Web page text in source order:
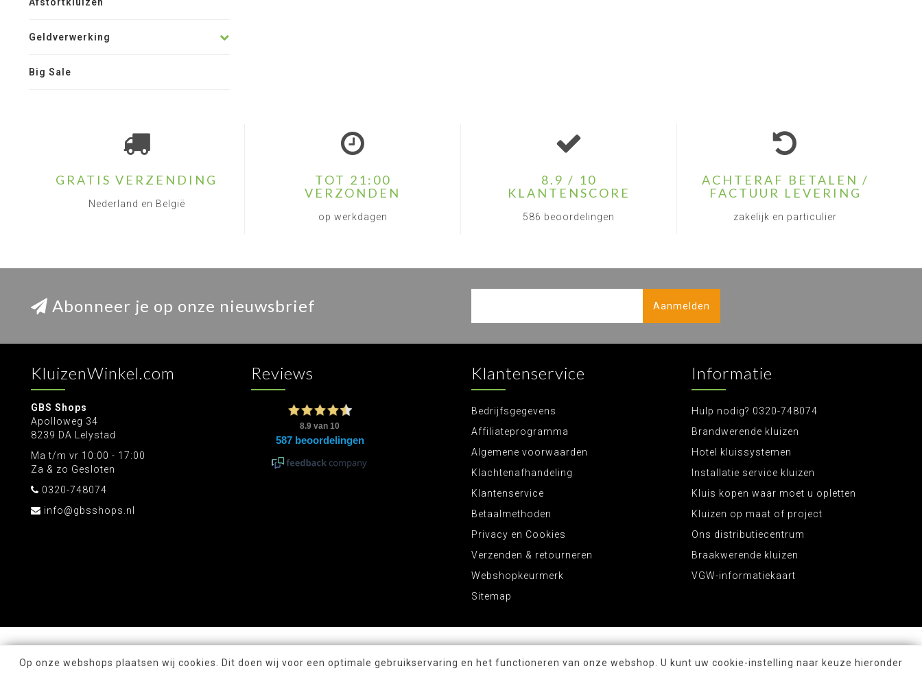
Geldverwerking
Big Sale
GRATIS VERZENDING
Nederland en België
TOT 21:00
VERZONDEN
op werkdagen
8.9 / 10
KLANTENSCORE
586 beoordelingen
ACHTERAF BETALEN /
FACTUUR LEVERING
zakelijk en particulier
Abonneer je op onze nieuwsbrief Aanmelden
KluizenWinkel.com
GBS Shops
Apolloweg 34
8239 DA Lelystad
Ma t/m vr 10:00 - 17:00
Za & zo Gesloten
0320-748074
info@gbsshops.nl
Reviews Klantenservice
Bedrijfsgegevens
Affiliateprogramma
Algemene voorwaarden
Klachtenafhandeling
Klantenservice
Betaalmethoden
Privacy en Cookies
Verzenden & retourneren
Webshopkeurmerk
Sitemap
Informatie
Hulp nodig? 0320-748074
Brandwerende kluizen
Hotel kluissystemen
Installatie service kluizen
Kluis kopen waar moet u opletten
Kluizen op maat of project
Ons distributiecentrum
Braakwerende kluizen
VGW-informatiekaart
Op onze webshops plaatsen wij cookies. Dit doen wij voor een optimale gebruikservaring en het functioneren van onze webshop. U kunt uw cookie-instelling naar keuze hieronder